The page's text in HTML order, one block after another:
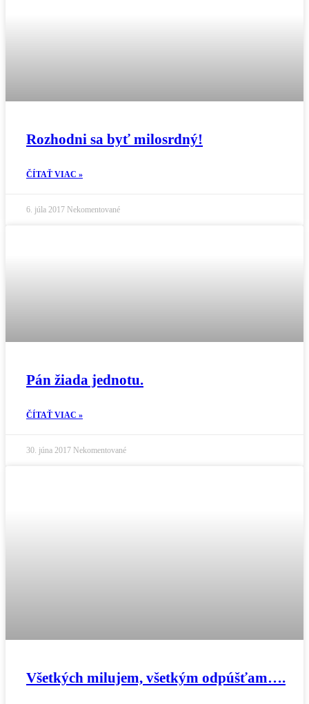
Rozhodni sa byť milosrdný!
ČÍTAŤ VIAC »
6. júla 2017 Nekomentované
Pán žiada jednotu.
ČÍTAŤ VIAC »
30. júna 2017 Nekomentované
Všetkých milujem, všetkým odpúšťam….